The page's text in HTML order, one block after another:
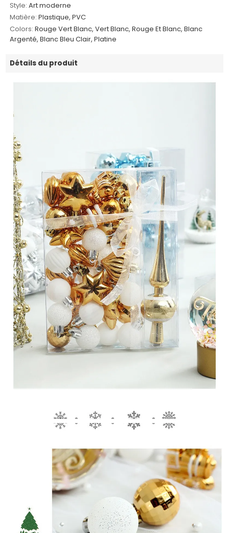
Style: Art moderne
Matière: Plastique, PVC
Colors: Rouge Vert Blanc, Vert Blanc, Rouge Et Blanc, Blanc
Argenté, Blanc Bleu Clair, Platine
Détails du produit